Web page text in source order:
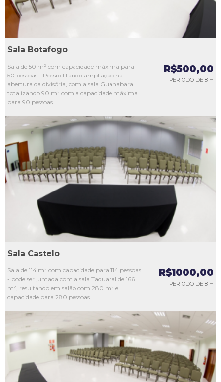
Sala Botafogo
Sala de 50 m² com capacidade máxima para
50 pessoas - Possibilitando ampliação na
abertura da divisória, com a sala Guanabara
totalizando 90 m² com a capacidade máxima
para 90 pessoas.
R$500,00
PERÍODO DE 8 H
L2
L3
L4
Sala Castelo
Sala de 114 m² com capacidade para 114 pessoas
- pode ser juntada com a sala Taquaral de 166
m², resultando em salão com 280 m² e
capacidade para 280 pessoas.
R$1000,00
PERÍODO DE 8 H
L3
L4